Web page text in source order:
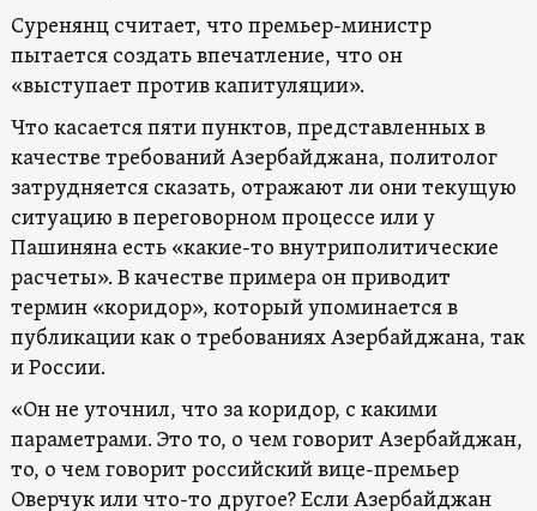
Суренянц считает, что премьер-министр
пытается создать впечатление, что он
«выступает против капитуляции».
Что касается пяти пунктов, представленных в
качестве требований Азербайджана, политолог
затрудняется сказать, отражают ли они текущую
ситуацию в переговорном процессе или у
Пашиняна есть «какие-то внутриполитические
расчеты». В качестве примера он приводит
термин «коридор», который упоминается в
публикации как о требованиях Азербайджана, так
и России.
«Он не уточнил, что за коридор, с какими
параметрами. Это то, о чем говорит Азербайджан,
то, о чем говорит российский вице-премьер
Оверчук или что-то другое? Если Азербайджан